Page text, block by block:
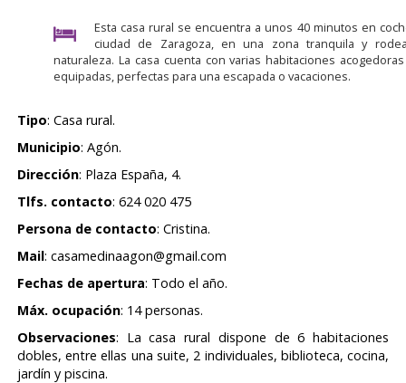
Esta casa rural se encuentra a unos 40 minutos en
ciudad de Zaragoza, en una zona tranquila y
naturaleza. La casa cuenta con varias habitaciones
equipadas, perfectas para una escapada o vacaciones.
Tipo: Casa rural.
Municipio: Agón.
Dirección: Plaza España, 4.
Tlfs. contacto: 624 020 475
Persona de contacto: Cristina.
Mail: casamedinaagon@gmail.com
Fechas de apertura: Todo el año.
Máx. ocupación: 14 personas.
Observaciones: La casa rural dispone de 6 habitaciones
dobles, entre ellas una suite, 2 individuales, biblioteca, cocina,
jardín y piscina.